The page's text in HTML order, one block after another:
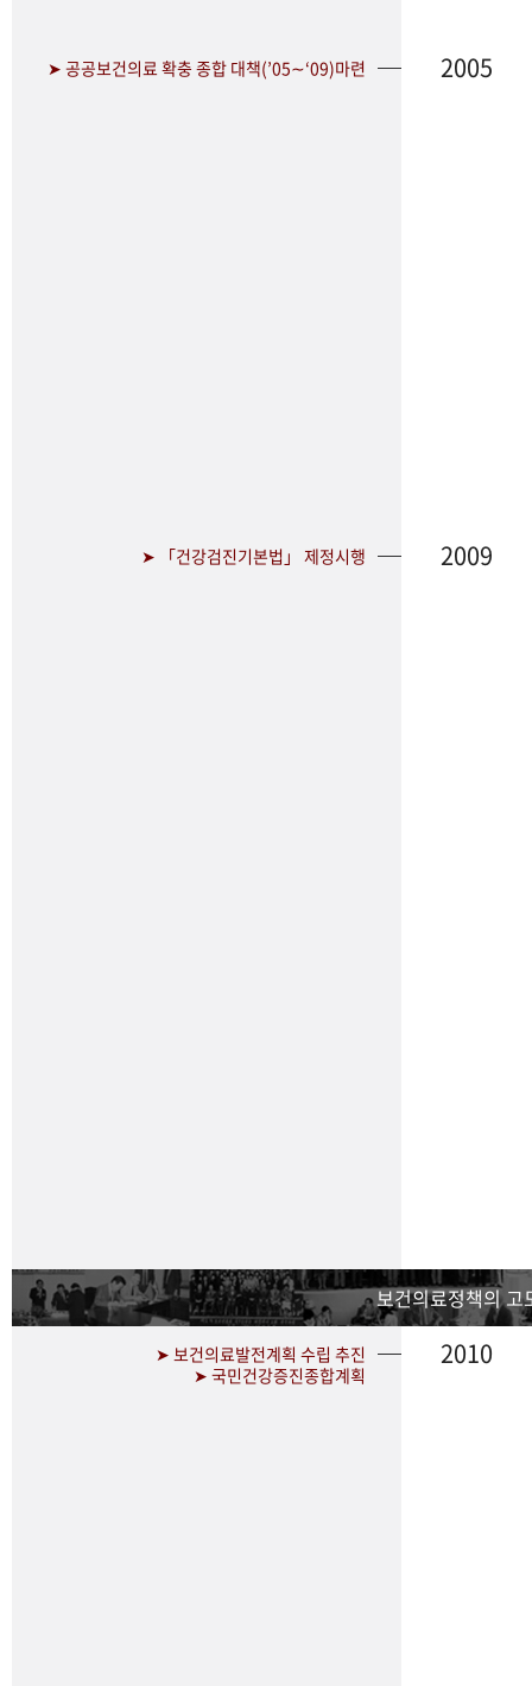
➤ 공공보건의료 확충 종합 대책(’05∼‘09)마련 2005
➤ 「건강검진기본법」 제정시행 2009
보건의료정책의 고
➤ 보건의료발전계획 수립 추진
➤ 국민건강증진종합계획
2010